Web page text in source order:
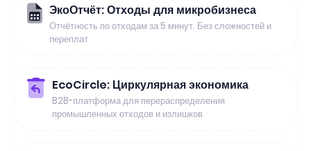
ЭкоОтчёт: Отходы для микробизнеса
Отчётность по отходам за 5 минут. Без сложностей и
переплат
EcoCircle: Циркулярная экономика
B2B-платформа для перераспределения
промышленных отходов и излишков